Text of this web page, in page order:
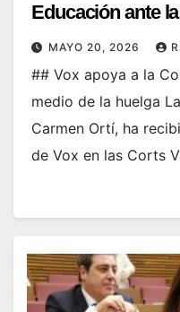
Educación ante
MAYO 20, 2026
## Vox apoya a la
medio de la huelga
Carmen Ortí, ha
de Vox en las Corts